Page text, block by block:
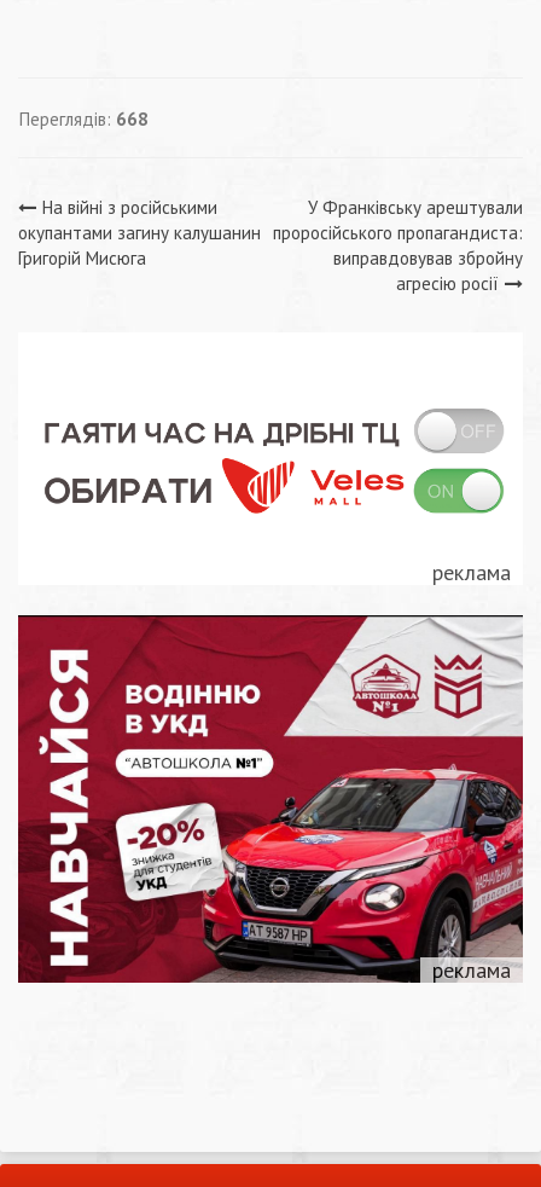
Переглядів: 668
Навігація
записів
На війні з російськими
окупантами загину калушанин
Григорій Мисюга
У Франківську арештували
проросійського пропагандиста:
виправдовував збройну
агресію росії